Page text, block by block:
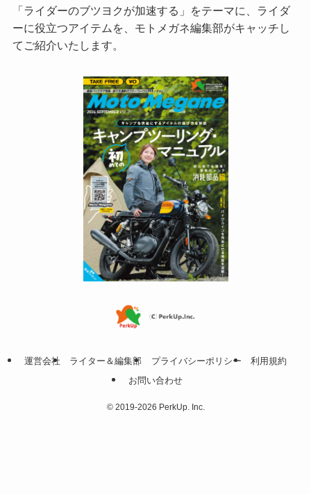
「ライダーのブツヨクが加速する」をテーマに、ライダ
ーに役立つアイテムを、モトメガネ編集部がキャッチし
てご紹介いたします。
運営会社 ライター＆編集部 プライバシーポリシー
利用規約
お問い合わせ
©2019-2026 PerkUp. Inc.